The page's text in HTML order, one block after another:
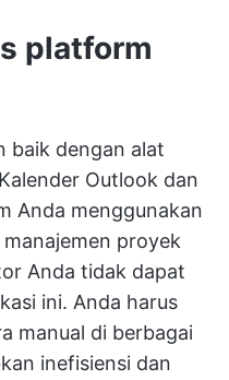
platform
baik dengan alat
Outlook dan
Anda menggunakan
proyek
Anda tidak dapat
ini. Anda harus
manual di berbagai
inefisiensi dan